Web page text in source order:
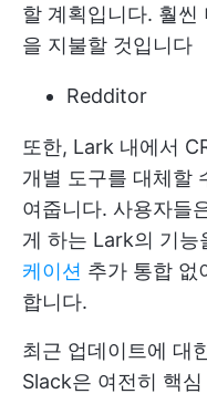
할 계획입니다. 훨씬
을 지불할 것입니다
Redditor
또한, Lark 내에서
개별 도구를 대체할
여줍니다. 사용자들
게 하는 Lark의 기능
케이션 추가 통합 없
합니다.
최근 업데이트에 대
Slack은 여전히 핵